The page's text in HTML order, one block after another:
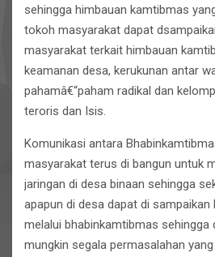
sehingga himbauan kamtibmas
tokoh masyarakat dapat
masyarakat terkait himbauan
keamanan desa, kerukunan antar
pahamâ€“paham radikal dan
teroris dan Isis.
Komunikasi antara
masyarakat terus di bangun untuk
jaringan di desa binaan sehingga
apapun di desa dapat di sampaikan
melalui bhabinkamtibmas
mungkin segala permasalahan